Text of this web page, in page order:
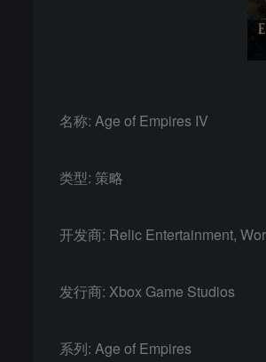
名称: Age of Empires IV
类型: 策略
开发商: Relic Entertainment,
发行商: Xbox Game Studios
系列: Age of Empires